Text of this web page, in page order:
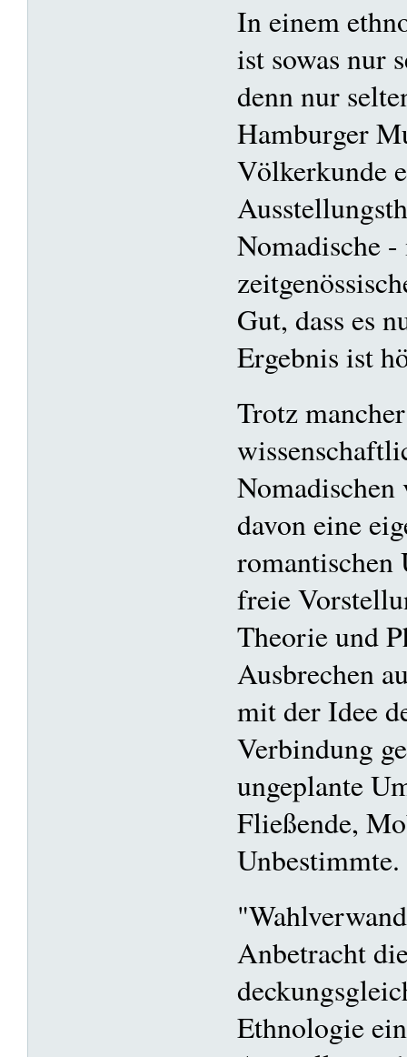
In einem
ist sowas nur
denn nur
Hamburger
Völkerkunde
Nomadische
Gut, dass es
Ergebnis ist
Trotz
davon eine
romantischen
freie
Theorie und
Ausbrechen
mit der Idee
Verbindung
ungeplante
Fließende,
Unbestimmte.
Anbetracht
Ethnologie